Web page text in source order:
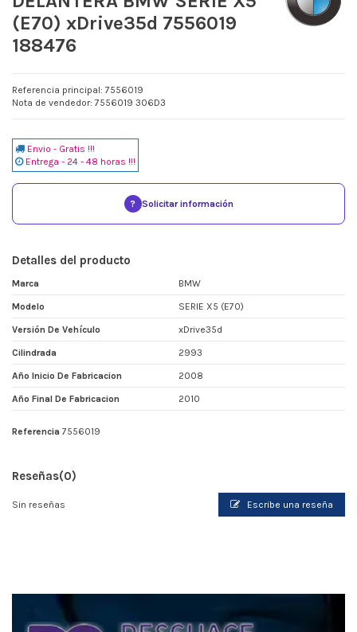
(E70) xDrive35d 7556019
188476
Referencia principal: 7556019
Nota de vendedor: 7556019 306D3
Envio - Gratis !!!
Entrega - 24 - 48 horas !!!
? Solicitar información
Detalles del producto
Marca BMW
Modelo SERIE X5 (E70)
Versión De Vehículo xDrive35d
Cilindrada 2993
Año Inicio De Fabricacion 2008
Año Final De Fabricacion 2010
Referencia 7556019
Reseñas(0)
Sin reseñas Escribe una reseña